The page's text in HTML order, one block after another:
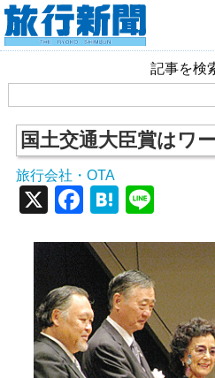
記事を検
国土交通大臣賞はワ
旅行会社・OTA
X Facebook
Hatena